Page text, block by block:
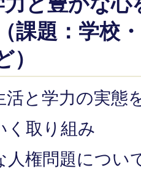
課題：学校
）
活と学力の実態
く取り組み
人権問題につい